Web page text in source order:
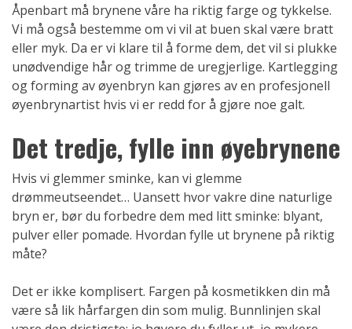
Åpenbart må brynene våre ha riktig farge og tykkelse.
Vi må også bestemme om vi vil at buen skal være bratt
eller myk. Da er vi klare til å forme dem, det vil si plukke
unødvendige hår og trimme de uregjerlige. Kartlegging
og forming av øyenbryn kan gjøres av en profesjonell
øyenbrynartist hvis vi er redd for å gjøre noe galt.
Det tredje, fylle inn øyebrynene
Hvis vi glemmer sminke, kan vi glemme
drømmeutseendet… Uansett hvor vakre dine naturlige
bryn er, bør du forbedre dem med litt sminke: blyant,
pulver eller pomade. Hvordan fylle ut brynene på riktig
måte?
Det er ikke komplisert. Fargen på kosmetikken din må
være så lik hårfargen din som mulig. Bunnlinjen skal